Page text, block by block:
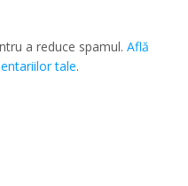
a reduce spamul.Află
tale.